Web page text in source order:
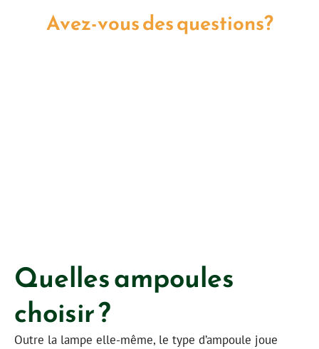
Avez-vous des questions?
Quelles ampoules
choisir ?
Outre la lampe elle-même, le type d’ampoule joue